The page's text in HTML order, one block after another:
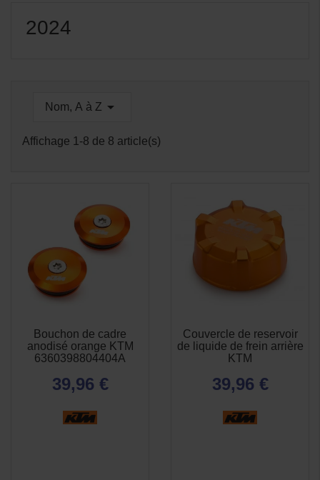
2024
Nom, A à Z 
Affichage 1-8 de 8 article(s)
Bouchon de cadre
anodisé orange KTM
6360398804404A
39,96 €
Couvercle de reservoir
de liquide de frein arrière
KTM
39,96 €
APERÇU
RAPIDE
 APERÇU
RAPIDE